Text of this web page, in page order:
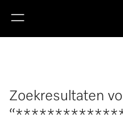
Zoekresultaten